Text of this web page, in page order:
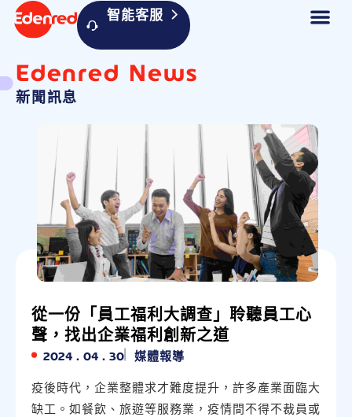
智能客服
Edenred News
新聞訊息
從一份「員工福利大調查」聆聽員工心
聲，找出企業福利創新之道
2024 . 04 . 30 媒體報導
疫後時代，企業整體求才難度提升，許多產業面臨大
缺工。如餐飲、旅遊等服務業，疫情間不得不裁員或